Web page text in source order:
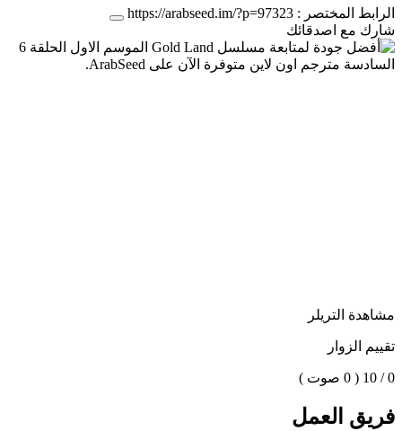
الرابط المختصر : https://arabseed.im/?p=97323
شارك مع اصدقائك
مشاهدة التريلر
تقييم الزوار
0 / 10 ( 0 صوت )
فريق العمل